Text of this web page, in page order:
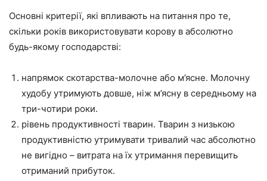
Основні критерії, які впливають на питання про те,
скільки років використовувати корову в абсолютно
будь-якому господарстві:
напрямок скотарства-молочне або м’ясне. Молочну
худобу утримують довше, ніж м’ясну в середньому на
три-чотири роки.
рівень продуктивності тварин. Тварин з низькою
продуктивністю утримувати тривалий час абсолютно
не вигідно – витрата на їх утримання перевищить
отриманий прибуток.